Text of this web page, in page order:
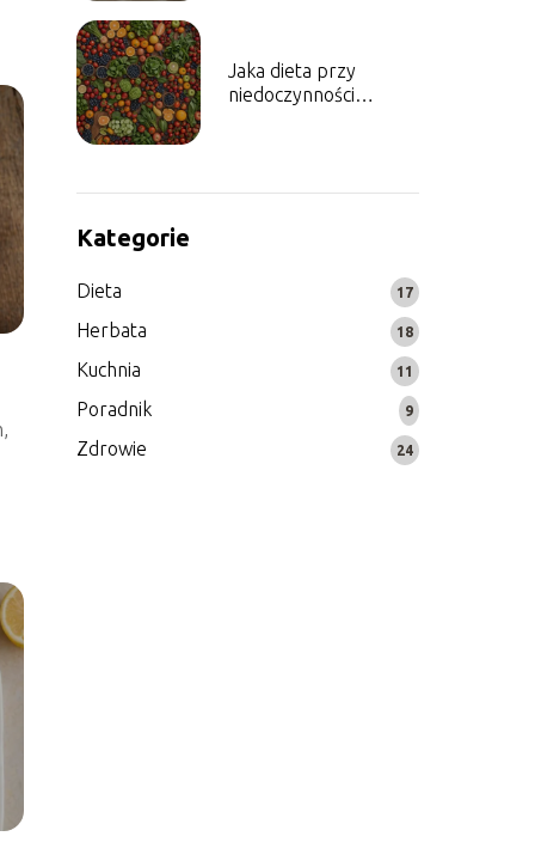
Jaka dieta przy
niedoczynności
Kategorie
Dieta 17
Herbata 18
Kuchnia 11
Poradnik 9
Zdrowie 24